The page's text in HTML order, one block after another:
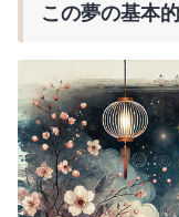
この夢の基本